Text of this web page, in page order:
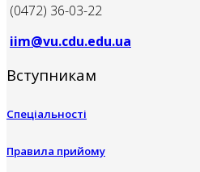
(0472) 36-03-22
iim@vu.cdu.edu.ua
Вступникам
Спеціальності
Правила прийому